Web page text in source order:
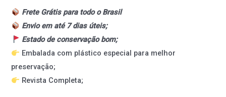
Frete Grátis para todo o Brasil
Envio em até 7 dias úteis;
Estado de conservação bom;
Embalada com plástico especial para melhor
preservação;
Revista Completa;